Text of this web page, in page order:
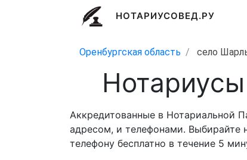
НОТАРИУСОВЕД.РУ
Оренбургская область село
Аккредитованные в Нотариальной
адресом, и телефонами. Выбирайте
телефону бесплатно в течение 5